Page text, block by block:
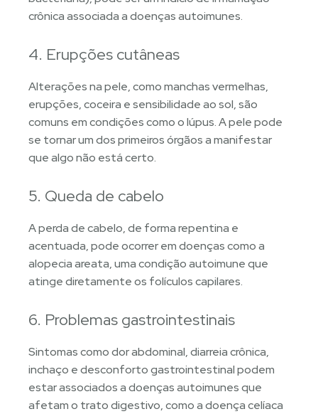
crônica associada a doenças autoimunes.
4. Erupções cutâneas
Alterações na pele, como manchas vermelhas,
erupções, coceira e sensibilidade ao sol, são
comuns em condições como o lúpus. A pele pode
se tornar um dos primeiros órgãos a manifestar
que algo não está certo.
5. Queda de cabelo
A perda de cabelo, de forma repentina e
acentuada, pode ocorrer em doenças como a
alopecia areata, uma condição autoimune que
atinge diretamente os folículos capilares.
6. Problemas gastrointestinais
Sintomas como dor abdominal, diarreia crônica,
inchaço e desconforto gastrointestinal podem
estar associados a doenças autoimunes que
afetam o trato digestivo, como a doença celíaca